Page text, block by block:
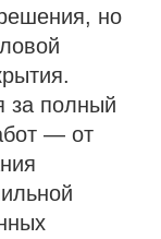
но
за полный
— от